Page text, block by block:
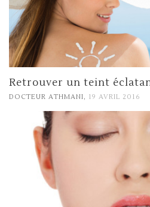
Retrouver un teint
DOCTEUR ATHMANI, 19 AVRIL 2016